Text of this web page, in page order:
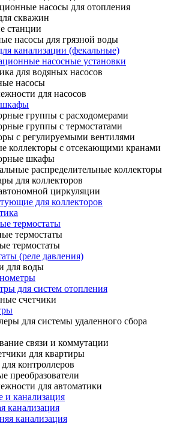
насосы для отопления
скважин
станции
насосы для грязной воды
канализации (фекальные)
насосные установки
для водяных насосов
насосы
для насосов
шкафы
группы с расходомерами
группы с термостатами
с регулируемыми вентилями
коллекторы с отсекающими кранами
шкафы
распределительные коллекторы
для коллекторов
циркуляции
для коллекторов
термостаты
термостаты
термостаты
(реле давления)
для воды
для систем отопления
счетчики
для системы удаленного сбора
связи и коммутации
для квартиры
контроллеров
преобразователи
для автоматики
и канализация
канализация
канализация